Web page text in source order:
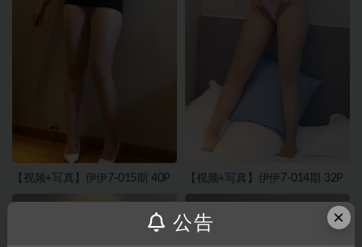
【视频+写真】伊伊7-015期 40P 【视频+写真】伊伊7-014期 32P
×
公告